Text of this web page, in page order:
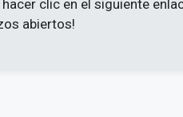
clic en el siguiente
abiertos!